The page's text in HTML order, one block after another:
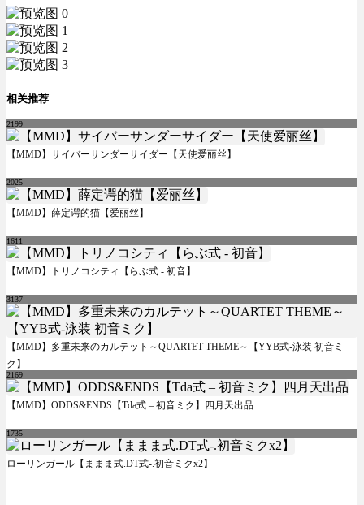
相关推荐
2199
【MMD】サイバーサンダーサイダー【天使爱丽丝】
2025
【MMD】薛定谔的猫【爱丽丝】
1611
【MMD】トリノコシティ【らぶ式 - 初音】
3137
【MMD】多重未来のカルテット～QUARTET THEME～【YYB式-泳装 初音ミ
ク】
2169
【MMD】ODDS&ENDS【Tda式 – 初音ミク】四月天出品
1735
ローリンガール【ままま式.DT式-.初音ミクx2】